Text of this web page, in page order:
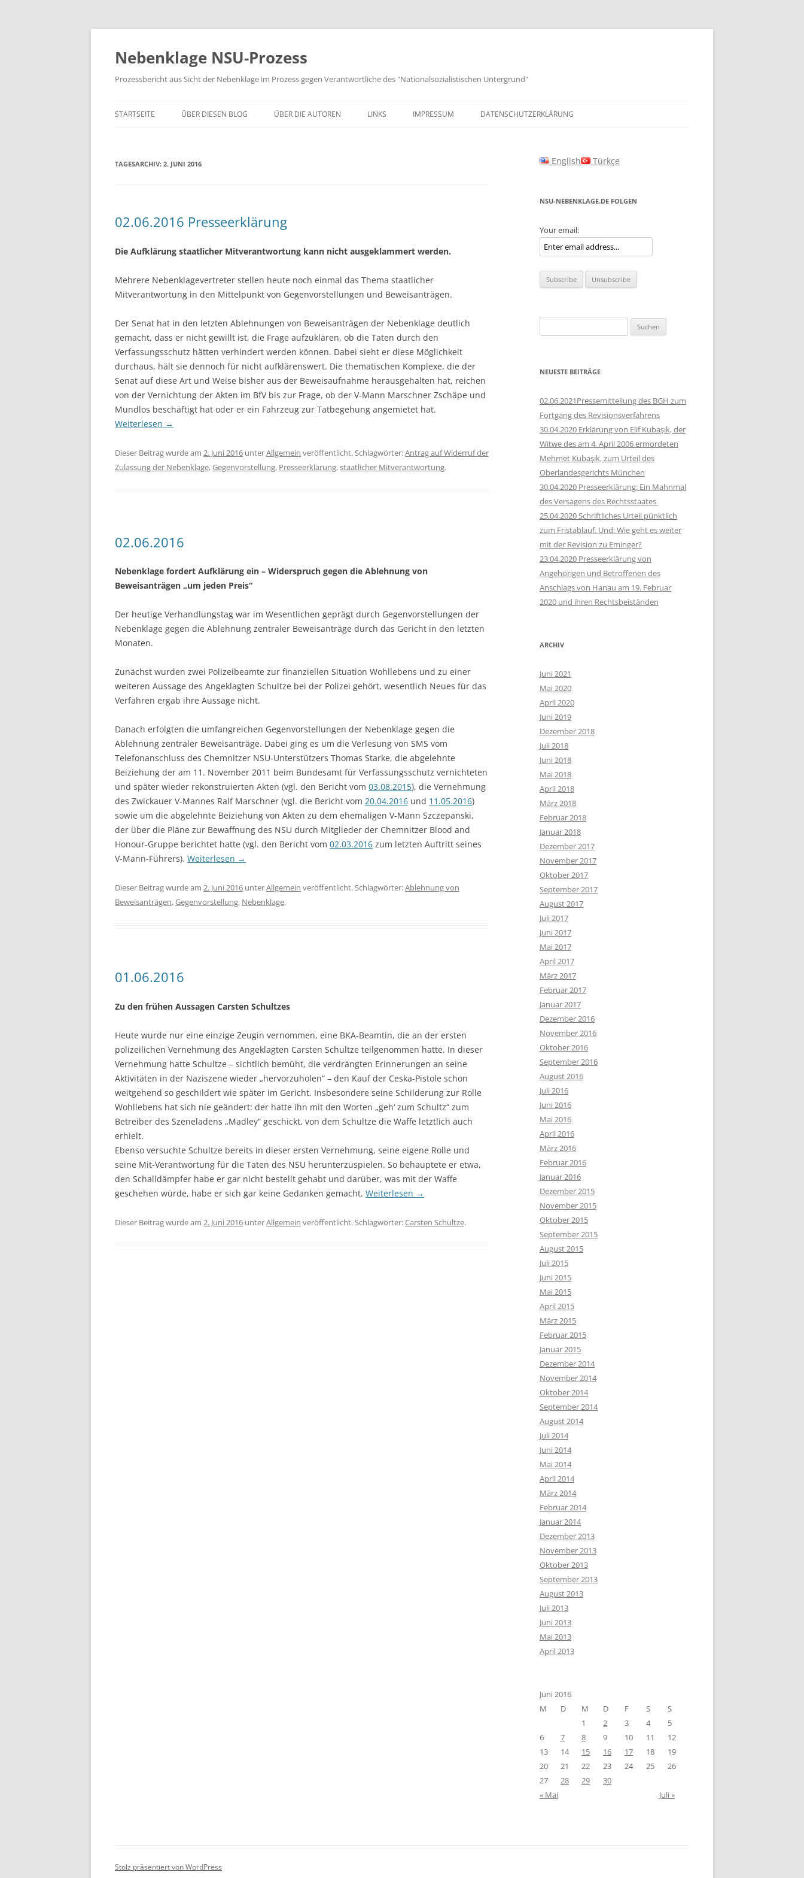
Zum
springen
Nebenklage NSU-Prozess
Prozessbericht aus Sicht der Nebenklage im Prozess gegen Verantwortliche des "Nationalsozialistischen Untergrund"
STARTSEITE ÜBER DIESEN BLOG ÜBER DIE AUTOREN LINKS IMPRESSUM DATENSCHUTZERKLÄRUNG
TAGESARCHIV: 2. JUNI 2016
02.06.2016 Presseerklärung
Die Aufklärung staatlicher Mitverantwortung kann nicht ausgeklammert werden.
Mehrere Nebenklagevertreter stellen heute noch einmal das Thema staatlicher
Mitverantwortung in den Mittelpunkt von Gegenvorstellungen und Beweisanträgen.
Der Senat hat in den letzten Ablehnungen von Beweisanträgen der Nebenklage deutlich
gemacht, dass er nicht gewillt ist, die Frage aufzuklären, ob die Taten durch den
Verfassungsschutz hätten verhindert werden können. Dabei sieht er diese Möglichkeit
durchaus, hält sie dennoch für nicht aufklärenswert. Die thematischen Komplexe, die der
Senat auf diese Art und Weise bisher aus der Beweisaufnahme herausgehalten hat, reichen
von der Vernichtung der Akten im BfV bis zur Frage, ob der V-Mann Marschner Zschäpe und
Mundlos beschäftigt hat oder er ein Fahrzeug zur Tatbegehung angemietet hat.
Weiterlesen →
Dieser Beitrag wurde am 2. Juni 2016 unterAllgemein veröffentlicht. Schlagwörter:Antrag auf Widerruf der
Zulassung der Nebenklage,Gegenvorstellung, Presseerklärung,staatlicher Mitverantwortung.
02.06.2016
Nebenklage fordert Aufklärung ein – Widerspruch gegen die Ablehnung von
Beweisanträgen „um jeden Preis“
Der heutige Verhandlungstag war im Wesentlichen geprägt durch Gegenvorstellungen der
Nebenklage gegen die Ablehnung zentraler Beweisanträge durch das Gericht in den letzten
Monaten.
Zunächst wurden zwei Polizeibeamte zur finanziellen Situation Wohllebens und zu einer
weiteren Aussage des Angeklagten Schultze bei der Polizei gehört, wesentlich Neues für das
Verfahren ergab ihre Aussage nicht.
Danach erfolgten die umfangreichen Gegenvorstellungen der Nebenklage gegen die
Ablehnung zentraler Beweisanträge. Dabei ging es um die Verlesung von SMS vom
Telefonanschluss des Chemnitzer NSU-Unterstützers Thomas Starke, die abgelehnte
Beiziehung der am 11. November 2011 beim Bundesamt für Verfassungsschutz vernichteten
und später wieder rekonstruierten Akten (vgl. den Bericht vom 03.08.2015), die Vernehmung
des Zwickauer V-Mannes Ralf Marschner (vgl. die Bericht vom 20.04.2016 und 11.05.2016)
sowie um die abgelehnte Beiziehung von Akten zu dem ehemaligen V-Mann Szczepanski,
der über die Pläne zur Bewaffnung des NSU durch Mitglieder der Chemnitzer Blood and
Honour-Gruppe berichtet hatte (vgl. den Bericht vom 02.03.2016 zum letzten Auftritt seines
V-Mann-Führers). Weiterlesen →
Dieser Beitrag wurde am 2. Juni 2016 unterAllgemein veröffentlicht. Schlagwörter:Ablehnung von
Beweisanträgen,Gegenvorstellung, Nebenklage.
01.06.2016
Zu den frühen Aussagen Carsten Schultzes
Heute wurde nur eine einzige Zeugin vernommen, eine BKA-Beamtin, die an der ersten
polizeilichen Vernehmung des Angeklagten Carsten Schultze teilgenommen hatte. In dieser
Vernehmung hatte Schultze – sichtlich bemüht, die verdrängten Erinnerungen an seine
Aktivitäten in der Naziszene wieder „hervorzuholen“ – den Kauf der Ceska-Pistole schon
weitgehend so geschildert wie später im Gericht. Insbesondere seine Schilderung zur Rolle
Wohllebens hat sich nie geändert: der hatte ihn mit den Worten „geh‘ zum Schultz“ zum
Betreiber des Szeneladens „Madley“ geschickt, von dem Schultze die Waffe letztlich auch
erhielt.
Ebenso versuchte Schultze bereits in dieser ersten Vernehmung, seine eigene Rolle und
seine Mit-Verantwortung für die Taten des NSU herunterzuspielen. So behauptete er etwa,
den Schalldämpfer habe er gar nicht bestellt gehabt und darüber, was mit der Waffe
geschehen würde, habe er sich gar keine Gedanken gemacht. Weiterlesen →
Dieser Beitrag wurde am 2. Juni 2016 unterAllgemein veröffentlicht. Schlagwörter:Carsten Schultze.
English Türkçe
NSU-NEBENKLAGE.DE FOLGEN
Your email:
nach:
NEUESTE BEITRÄGE
02.06.2021Pressemitteilung des BGH zum
Fortgang des Revisionsverfahrens
30.04.2020 Erklärung von Elif Kubaşık, der
Witwe des am 4. April 2006 ermordeten
Mehmet Kubaşık, zum Urteil des
Oberlandesgerichts München
30.04.2020 Presseerklärung: Ein Mahnmal
des Versagens des Rechtsstaates
25.04.2020 Schriftliches Urteil pünktlich
zum Fristablauf. Und: Wie geht es weiter
mit der Revision zu Eminger?
23.04.2020 Presseerklärung von
Angehörigen und Betroffenen des
Anschlags von Hanau am 19. Februar
2020 und ihren Rechtsbeiständen
ARCHIV
Juni 2021
Mai 2020
April 2020
Juni 2019
Dezember 2018
Juli 2018
Juni 2018
Mai 2018
April 2018
März 2018
Februar 2018
Januar 2018
Dezember 2017
November 2017
Oktober 2017
September 2017
August 2017
Juli 2017
Juni 2017
Mai 2017
April 2017
März 2017
Februar 2017
Januar 2017
Dezember 2016
November 2016
Oktober 2016
September 2016
August 2016
Juli 2016
Juni 2016
Mai 2016
April 2016
März 2016
Februar 2016
Januar 2016
Dezember 2015
November 2015
Oktober 2015
September 2015
August 2015
Juli 2015
Juni 2015
Mai 2015
April 2015
März 2015
Februar 2015
Januar 2015
Dezember 2014
November 2014
Oktober 2014
September 2014
August 2014
Juli 2014
Juni 2014
Mai 2014
April 2014
März 2014
Februar 2014
Januar 2014
Dezember 2013
November 2013
Oktober 2013
September 2013
August 2013
Juli 2013
Juni 2013
Mai 2013
April 2013
Juni 2016
M
D M D F S
S
1
2 3 4
5
6
7 8 9 10 11
12
13
14 15 16 17 18
19
20
21 22 23 24 25
26
27
28 29
30
« Mai
Juli »
Stolz präsentiert von WordPress